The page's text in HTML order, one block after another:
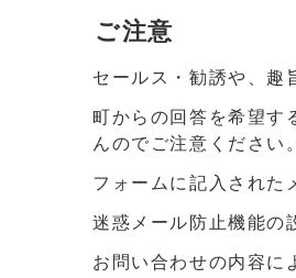
ご注意
セールス・勧誘や、趣
町からの回答を希望す
んのでご注意ください。
フォームに記入された
迷惑メール防止機能
お問い合わせの内容に